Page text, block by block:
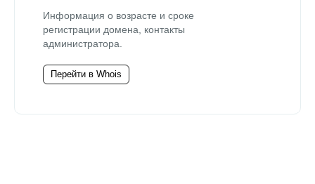
Информация о возрасте и сроке
регистрации домена, контакты
администратора.
Перейти в Whois